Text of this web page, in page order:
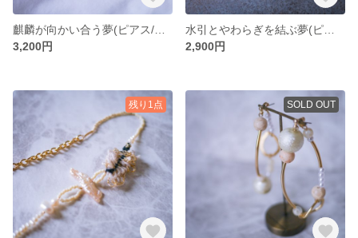
3,200円
2,900円
残り1点 SOLD OUT